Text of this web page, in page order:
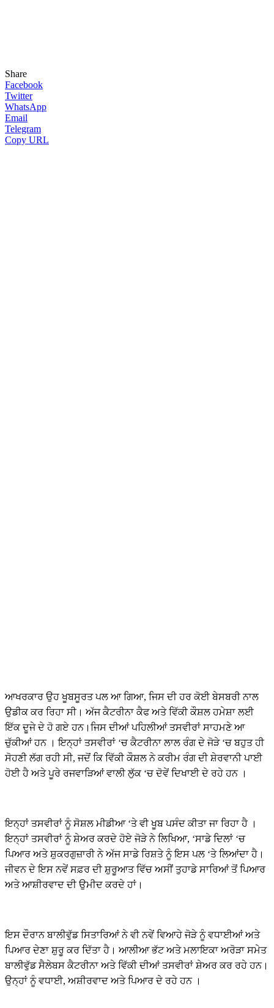
Share
Facebook
Twitter
WhatsApp
Email
Telegram
Copy URL
ਆਖਰਕਾਰ ਉਹ ਖੂਬਸੂਰਤ ਪਲ ਆ ਗਿਆ, ਜਿਸ ਦੀ ਹਰ ਕੋਈ ਬੇਸਬਰੀ ਨਾਲ
ਉਡੀਕ ਕਰ ਰਿਹਾ ਸੀ। ਅੱਜ ਕੈਟਰੀਨਾ ਕੈਫ ਅਤੇ ਵਿੱਕੀ ਕੌਸ਼ਲ ਹਮੇਸ਼ਾ ਲਈ
ਇੱਕ ਦੂਜੇ ਦੇ ਹੋ ਗਏ ਹਨ।ਜਿਸ ਦੀਆਂ ਪਹਿਲੀਆਂ ਤਸਵੀਰਾਂ ਸਾਹਮਣੇ ਆ
ਚੁੱਕੀਆਂ ਹਨ । ਇਨ੍ਹਾਂ ਤਸਵੀਰਾਂ ‘ਚ ਕੈਟਰੀਨਾ ਲਾਲ ਰੰਗ ਦੇ ਜੋੜੇ ‘ਚ ਬਹੁਤ ਹੀ
ਸੋਹਣੀ ਲੱਗ ਰਹੀ ਸੀ, ਜਦੋਂ ਕਿ ਵਿੱਕੀ ਕੌਸ਼ਲ ਨੇ ਕਰੀਮ ਰੰਗ ਦੀ ਸ਼ੇਰਵਾਨੀ ਪਾਈ
ਹੋਈ ਹੈ ਅਤੇ ਪੂਰੇ ਰਜਵਾੜਿਆਂ ਵਾਲੀ ਲੁੱਕ ‘ਚ ਦੋਵੇਂ ਦਿਖਾਈ ਦੇ ਰਹੇ ਹਨ ।
ਇਨ੍ਹਾਂ ਤਸਵੀਰਾਂ ਨੂੰ ਸੋਸ਼ਲ ਮੀਡੀਆ ‘ਤੇ ਵੀ ਖੂਬ ਪਸੰਦ ਕੀਤਾ ਜਾ ਰਿਹਾ ਹੈ ।
ਇਨ੍ਹਾਂ ਤਸਵੀਰਾਂ ਨੂੰ ਸ਼ੇਅਰ ਕਰਦੇ ਹੋਏ ਜੋੜੇ ਨੇ ਲਿਖਿਆ, ‘ਸਾਡੇ ਦਿਲਾਂ ‘ਚ
ਪਿਆਰ ਅਤੇ ਸ਼ੁਕਰਗੁਜ਼ਾਰੀ ਨੇ ਅੱਜ ਸਾਡੇ ਰਿਸ਼ਤੇ ਨੂੰ ਇਸ ਪਲ ‘ਤੇ ਲਿਆਂਦਾ ਹੈ।
ਜੀਵਨ ਦੇ ਇਸ ਨਵੇਂ ਸਫ਼ਰ ਦੀ ਸ਼ੁਰੂਆਤ ਵਿੱਚ ਅਸੀਂ ਤੁਹਾਡੇ ਸਾਰਿਆਂ ਤੋਂ ਪਿਆਰ
ਅਤੇ ਆਸ਼ੀਰਵਾਦ ਦੀ ਉਮੀਦ ਕਰਦੇ ਹਾਂ।
ਇਸ ਦੌਰਾਨ ਬਾਲੀਵੁੱਡ ਸਿਤਾਰਿਆਂ ਨੇ ਵੀ ਨਵੇਂ ਵਿਆਹੇ ਜੋੜੇ ਨੂੰ ਵਧਾਈਆਂ ਅਤੇ
ਪਿਆਰ ਦੇਣਾ ਸ਼ੁਰੂ ਕਰ ਦਿੱਤਾ ਹੈ। ਆਲੀਆ ਭੱਟ ਅਤੇ ਮਲਾਇਕਾ ਅਰੋੜਾ ਸਮੇਤ
ਬਾਲੀਵੁੱਡ ਸੈਲੇਬਸ ਕੈਟਰੀਨਾ ਅਤੇ ਵਿੱਕੀ ਦੀਆਂ ਤਸਵੀਰਾਂ ਸ਼ੇਅਰ ਕਰ ਰਹੇ ਹਨ।
ਉਨ੍ਹਾਂ ਨੂੰ ਵਧਾਈ, ਅਸ਼ੀਰਵਾਦ ਅਤੇ ਪਿਆਰ ਦੇ ਰਹੇ ਹਨ ।